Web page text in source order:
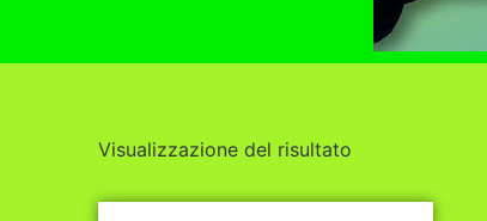
Visualizzazione del risultato